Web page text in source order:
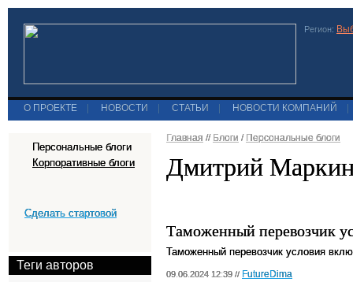
Регион:
О ПРОЕКТЕ НОВОСТИ СТАТЬИ НОВОСТИ КОМПАНИЙ
Персональные блоги
Корпоративные блоги
Сделать стартовой
Теги авторов
Главная // Блоги / Персональные блоги
Дмитрий
Таможенный перевозчик
Таможенный перевозчик условия
09.06.2024 12:39 // FutureDima